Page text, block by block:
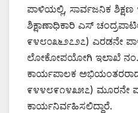
ಪಾಳಿಯಲ್ಲಿ, ಸಾರ್ವಜನಿಕ ಶಿಕ್ಷಣ
ಶಿಕ್ಷಾಣಾಧಿಕಾರಿ ಎಸ್
೯೪೮೦೩೬೨೭೨೭) ಎರಡನೇ
ಲೋಕೋಪಯೋಗಿ ಇಲಾಖೆ
ಕಾರ್ಯಪಾಲಕ
೯೪೪೮೯೧೪೩೫೭) ಮೂರನೇ
ಕಾರ್ಯನಿರ್ವಹಿಸಲಿದ್ದಾರೆ.